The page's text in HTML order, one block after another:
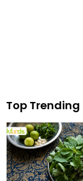
Top Trending